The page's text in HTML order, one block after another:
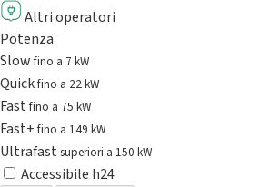
Altri operatori
Potenza
Slowfino a 7 kW
Quickfino a 22 kW
Fastfino a 75 kW
Fast+fino a 149 kW
Ultrafast superiori a 150 kW
Accessibile h24